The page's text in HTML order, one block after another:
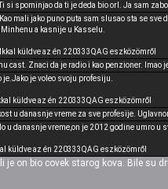
si spominjao da ti je deda bio orl. Ja sam
mali jako puno puta sam slusao sta se sve
Minhenu a kasnije u Kasselu.
küldve az én 220333QAG eszközömről
cast. Znaci da je radio i kao penzioner. Imao
je.Jako je voleo svoju profesiju.
küldve az én 220333QAG eszközömről
u danasnje vreme za sve profesije.
u danasnje vreme,on je 2012 godine umro u
küldve az én 220333QAG eszközömről
je on bio covek starog kova. Bile su